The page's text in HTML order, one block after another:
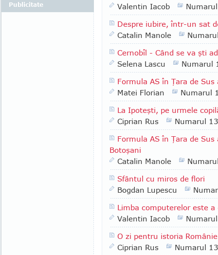
Valentin Iacob
Despre iubire, într-un sat
Catalin Manole
Cernobîl - Când se va şti
Selena Lascu
Numarul
Formula AS în Ţara de
Matei Florian
Numarul
La Ipoteşti, pe urmele
Ciprian Rus
Numarul
Formula AS în Ţara de
Botoşani
Catalin Manole
Sfântul cu miros de flori
Bogdan Lupescu
Limba computerelor este
Valentin Iacob
O zi pentru istoria
Ciprian Rus
Numarul
Publicitate